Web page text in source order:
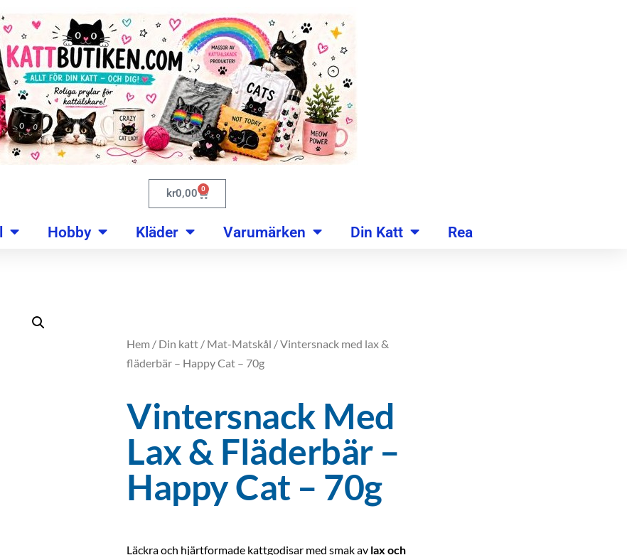
kr0,00 0
Hobby Kläder Varumärken Din Katt Rea
Hem / Din katt / Mat-Matskål / Vintersnack med lax &
fläderbär – Happy Cat – 70g
Vintersnack Med
Lax & Fläderbär –
Happy Cat – 70g
Läckra och hjärtformade kattgodisar med smak av lax och